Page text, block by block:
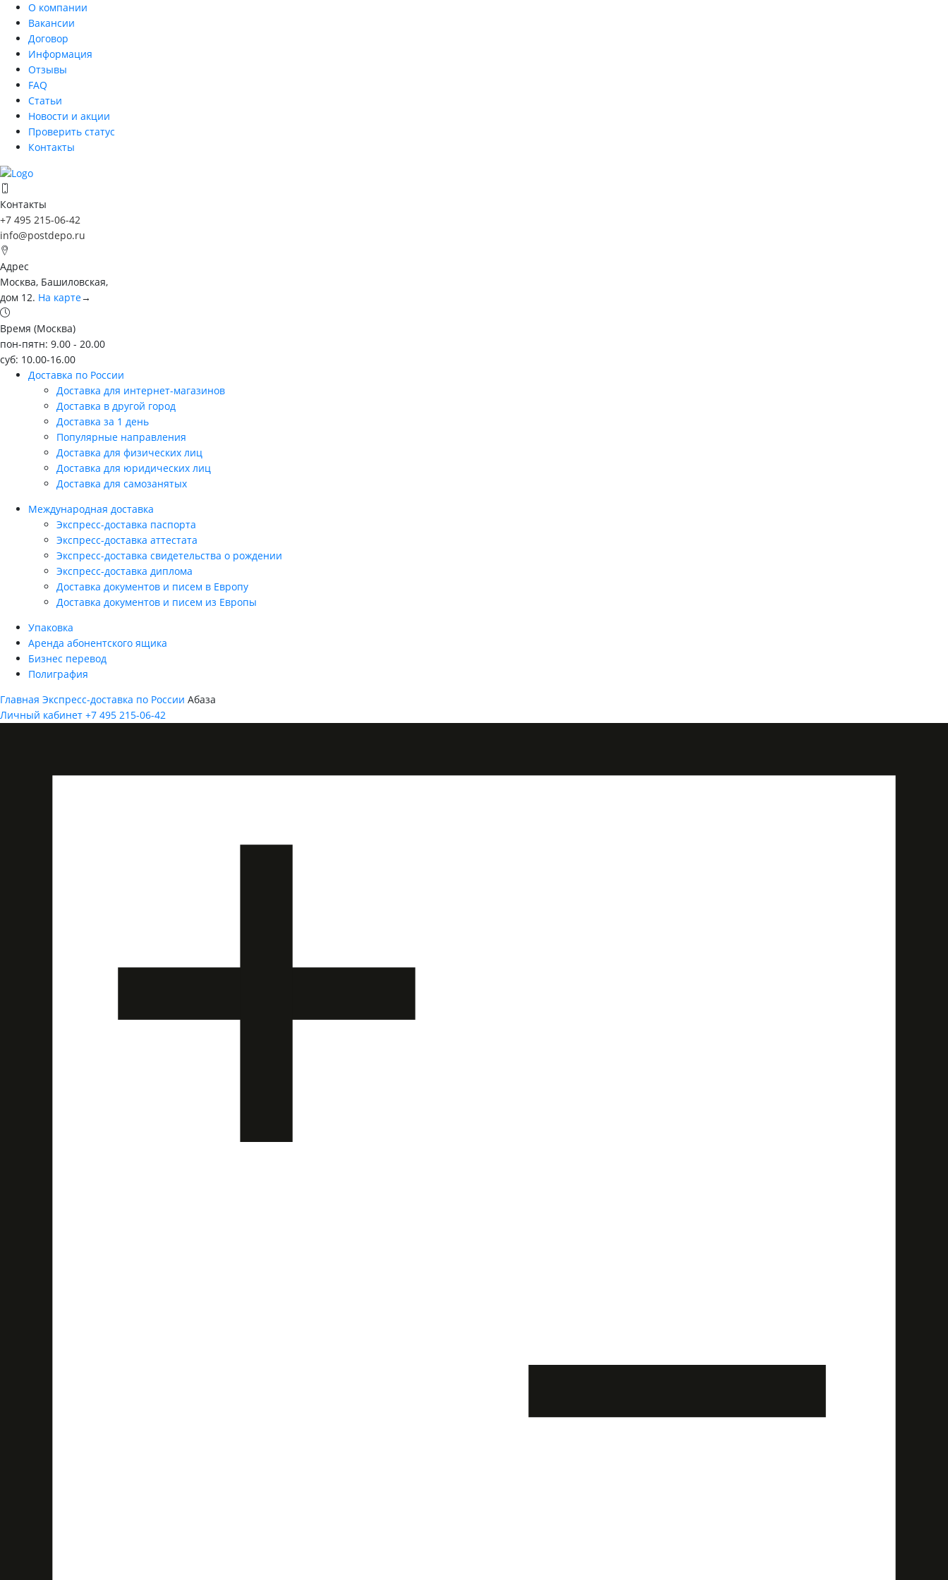
О компании
Вакансии
Договор
Информация
Отзывы
FAQ
Статьи
Новости и акции
Проверить статус
Контакты
Контакты
+7 495 215-06-42
info@postdepo.ru
Адрес
Москва, Башиловская,
дом 12. На карте→
Время (Москва)
пон-пятн: 9.00 - 20.00
суб: 10.00-16.00
Доставка по России
Доставка для интернет-магазинов
Доставка в другой город
Доставка за 1 день
Популярные направления
Доставка для физических лиц
Доставка для юридических лиц
Доставка для самозанятых
Международная доставка
Экспресс-доставка паспорта
Экспресс-доставка аттестата
Экспресс-доставка свидетельства о рождении
Экспресс-доставка диплома
Доставка документов и писем в Европу
Доставка документов и писем из Европы
Упаковка
Аренда абонентского ящика
Бизнес перевод
Полиграфия
Главная Экспресс-доставка по России Абаза
Личный кабинет +7 495 215-06-42